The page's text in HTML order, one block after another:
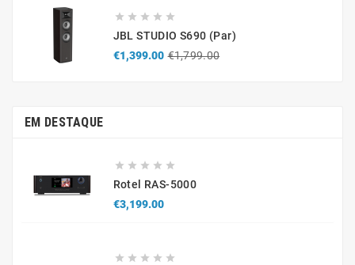
    
JBL STUDIO S690 (par)
€1,399.00 €1,799.00
EM DESTAQUE
    
Rotel RAS-5000
€3,199.00Price
    